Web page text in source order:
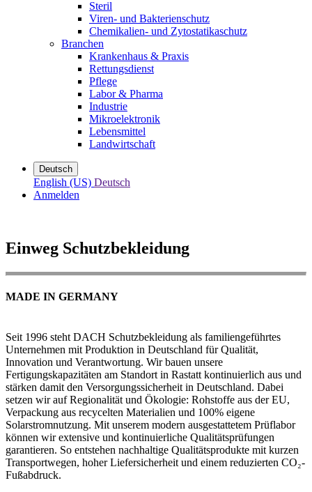
Steril
Viren- und Bakterienschutz
Chemikalien- und Zytostatikaschutz
Branchen
Krankenhaus & Praxis
Rettungsdienst
Pflege
Labor & Pharma
Industrie
Mikroelektronik
Lebensmittel
Landwirtschaft
Deutsch
English (US) Deutsch
Anmelden
Einweg Schutzbekleidung
MADE IN GERMANY
Seit 1996 steht DACH Schutzbekleidung als familiengeführtes
Unternehmen mit Produktion in Deutschland für Qualität,
Innovation und Verantwortung. Wir bauen unsere
Fertigungskapazitäten am Standort in Rastatt kontinuierlich aus und
stärken damit den Versorgungssicherheit in Deutschland. Dabei
setzen wir auf Regionalität und Ökologie: Rohstoffe aus der EU,
Verpackung aus recycelten Materialien und 100% eigene
Solarstromnutzung. Mit unserem modern ausgestattetem Prüflabor
können wir extensive und kontinuierliche Qualitätsprüfungen
garantieren. So entstehen nachhaltige Qualitätsprodukte mit kurzen
Transportwegen, hoher Liefersicherheit und einem reduzierten CO₂-
Fußabdruck.